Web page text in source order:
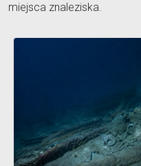
miejsca znaleziska.